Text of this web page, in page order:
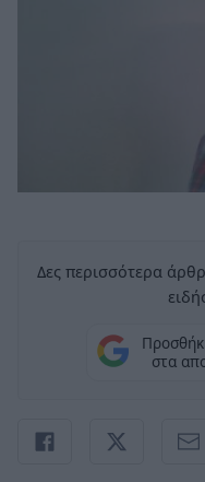
Δες περισσότερα
στα